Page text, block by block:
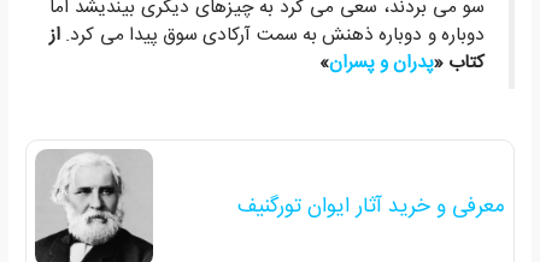
سو می بردند، سعی می کرد به چیزهای دیگری بیندیشد اما
دوباره و دوباره ذهنش به سمت آرکادی سوق پیدا می کرد. از
کتاب «پدران و پسران»
معرفی و خرید آثار ایوان تورگنیف